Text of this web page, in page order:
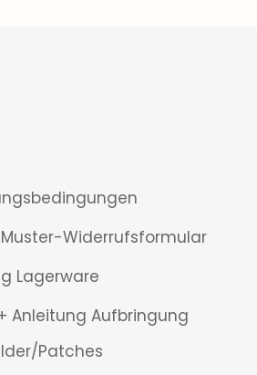
Widerrufsformular
Lagerware
Anleitung Aufbringung
Patches